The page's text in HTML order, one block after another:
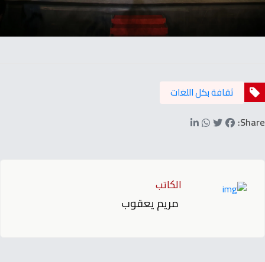
ثقافة بكل اللغات
Share:
الكاتب
مريم يعقوب